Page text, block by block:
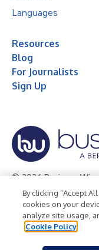
Languages
Resources
Blog
For Journalists
Sign Up
© 2026 Business
Privacy Policy
Terms of Use
Legal
By clicking “Accept
cookies on your
analyze site usage,
Cookie Policy